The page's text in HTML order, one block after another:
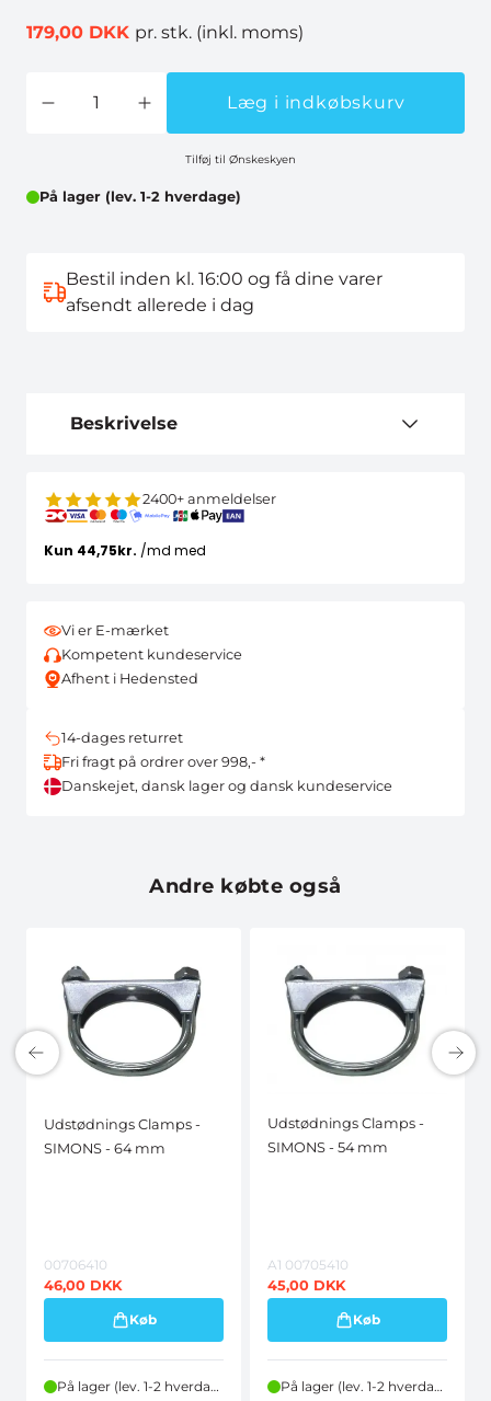
179,00 DKK pr. stk. (inkl. moms)
Læg i indkøbskurv
Tilføj til Ønskeskyen
På lager (lev. 1-2 hverdage)
Bestil inden kl. 16:00 og få dine varer
afsendt allerede i dag
Beskrivelse
2400+ anmeldelser
Vi er E-mærket
Kompetent kundeservice
Afhent i Hedensted
14-dages returret
Fri fragt på ordrer over 998,- *
Danskejet, dansk lager og dansk kundeservice
Andre købte også
Udstødnings Clamps -
SIMONS - 64 mm
00706410
46,00 DKK
Køb
På lager (lev. 1-2 hverdage)
Udstødnings Clamps -
SIMONS - 54 mm
A1 00705410
45,00 DKK
Køb
På lager (lev. 1-2 hverdage)